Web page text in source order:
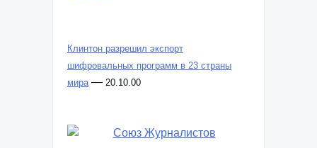
Клинтон разрешил экспорт
шифровальных программ в 23 страны
мира — 20.10.00